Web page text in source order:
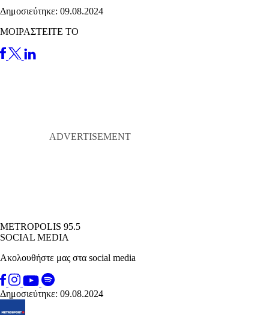
Δημοσιεύτηκε: 09.08.2024
ΜΟΙΡΑΣΤΕΙΤΕ ΤΟ
METROPOLIS 95.5
SOCIAL MEDIA
Ακολουθήστε μας στα social media
Δημοσιεύτηκε: 09.08.2024